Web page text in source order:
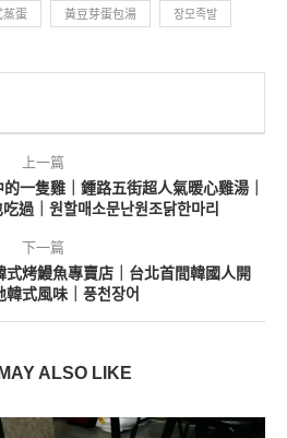
蒸蛋 黃豆芽蛋包湯 장모족발
上一篇
一隻雞｜鍾路五街超人氣暖心雞湯｜
過｜원할매소문난원조닭한마리
下一篇
式烤鰻魚專賣店｜台北首間韓國人開
韓式風味｜풍천장어
ALSO LIKE